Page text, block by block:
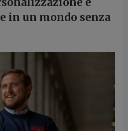
in un mondo senza